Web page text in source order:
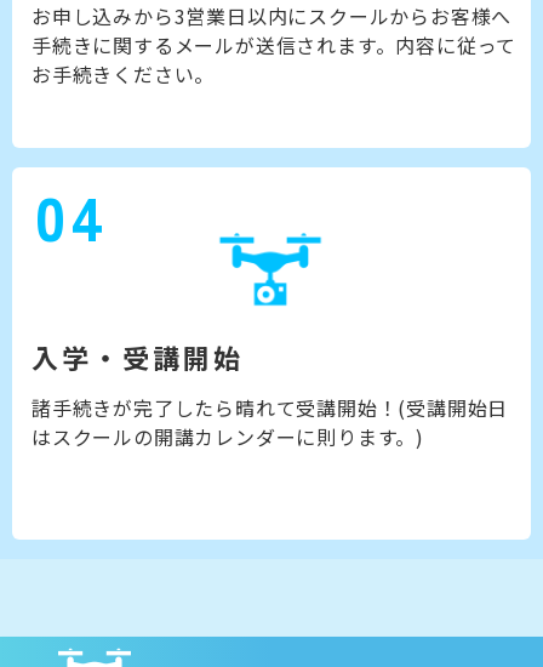
お申し込みから3営業日以内にスクールからお客様へ
手続きに関するメールが送信されます。内容に従って
お手続きください。
入学・受講開始
諸手続きが完了したら晴れて受講開始！(受講開始日
はスクールの開講カレンダーに則ります。)
04